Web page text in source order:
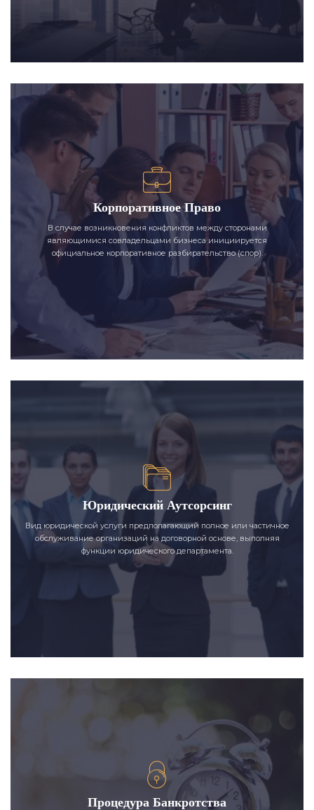
Корпоративное Право
В случае возникновения конфликтов между сторонами
являющимися совладельцами бизнеса инициируется
официальное корпоративное разбирательство (спор).
Юридический Аутсорсинг
Вид юридической услуги предполагающий полное или частичное
обслуживание организаций на договорной основе, выполняя
функции юридического департамента.
Процедура Банкротства